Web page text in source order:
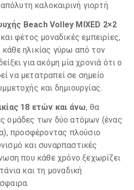
καλοκαιρινή γιορτή.
Beach Volley MIXED 2×2
φέτος μοναδικές εμπειρίες,
ηλικίας γύρω από τον
για ακόμη μία χρονιά ότι ο
να μετατραπεί σε σημείο
και δημιουργίας.
18 ετών και άνω, θα
ομάδες των δύο ατόμων (ένας
προσφέροντας πλούσιο
και συναρπαστικές
που κάθε χρόνο ξεχωρίζει
και τη μοναδική